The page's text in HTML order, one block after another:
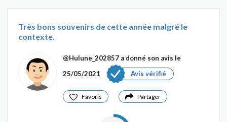
Très bons souvenirs de cette année malgré le
contexte.
@Hulune_202857 a donné son avis le
25/05/2021
Avis vérifié
Favoris Partager